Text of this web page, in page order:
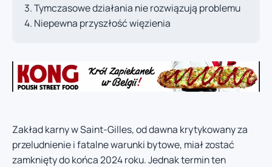
Tymczasowe działania nie rozwiązują problemu
Niepewna przyszłość więzienia
Zakład karny w Saint-Gilles, od dawna krytykowany za
przeludnienie i fatalne warunki bytowe, miał zostać
zamknięty do końca 2024 roku. Jednak termin ten